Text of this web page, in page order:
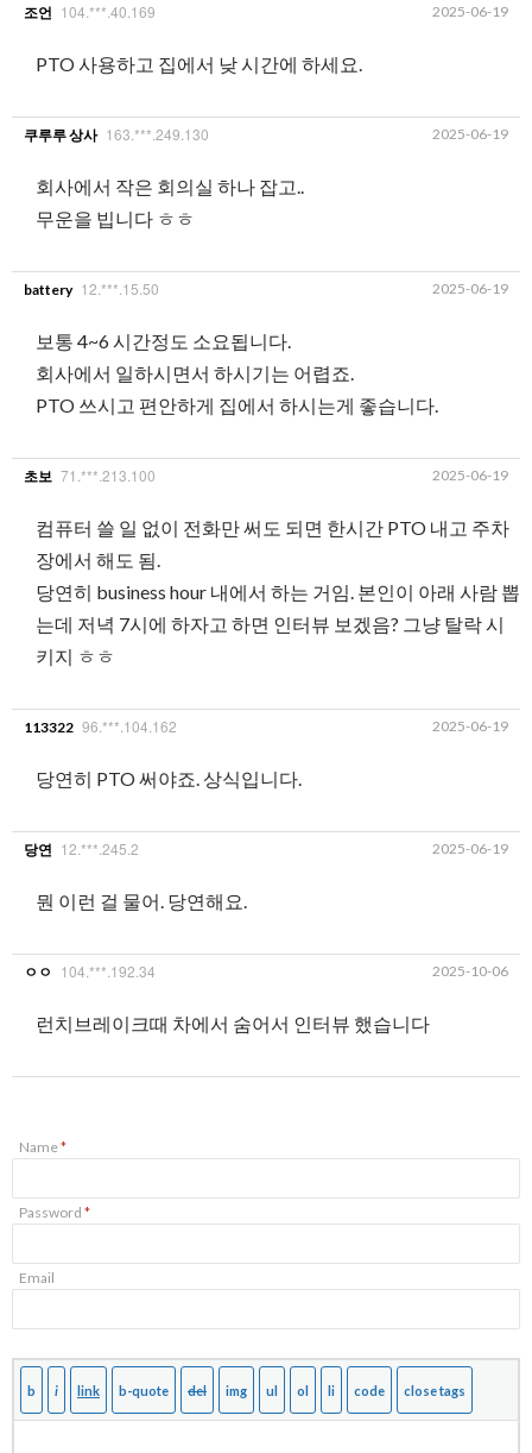
조언 104.***.40.169 2025-06-19
PTO 사용하고 집에서 낮 시간에 하세요.
쿠루루 상사 163.***.249.130 2025-06-19
회사에서 작은 회의실 하나 잡고..
무운을 빕니다 ㅎㅎ
battery 12.***.15.50 2025-06-19
보통 4~6 시간정도 소요됩니다.
회사에서 일하시면서 하시기는 어렵죠.
PTO 쓰시고 편안하게 집에서 하시는게 좋습니다.
초보 71.***.213.100 2025-06-19
컴퓨터 쓸 일 없이 전화만 써도 되면 한시간 PTO 내고 주차
장에서 해도 됨.
당연히 business hour 내에서 하는 거임. 본인이 아래 사람 뽑
는데 저녁 7시에 하자고 하면 인터뷰 보겠음? 그냥 탈락 시
키지 ㅎㅎ
113322 96.***.104.162 2025-06-19
당연히 PTO 써야죠. 상식입니다.
당연 12.***.245.2 2025-06-19
뭔 이런 걸 물어. 당연해요.
ㅇㅇ 104.***.192.34 2025-10-06
런치브레이크때 차에서 숨어서 인터뷰 했습니다
Name*
Password *
Email